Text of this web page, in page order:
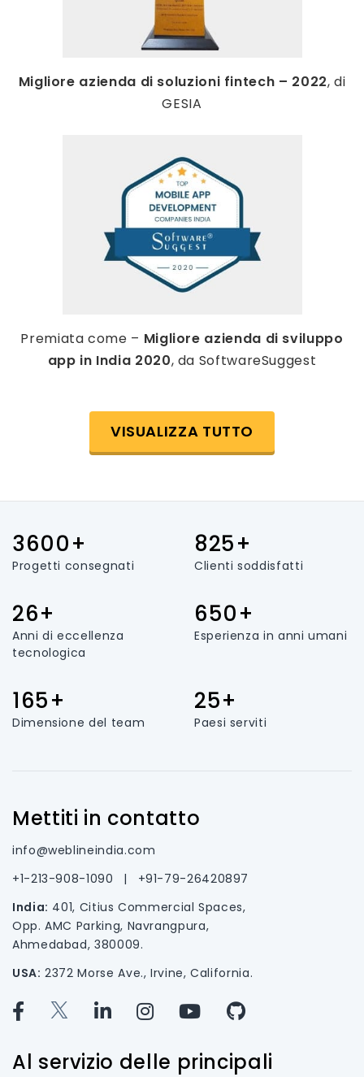
Migliore azienda di soluzioni fintech – 2022, di
GESIA
Premiata come – Migliore azienda di sviluppo
app in India 2020, da SoftwareSuggest
VISUALIZZA TUTTO
3600+
Progetti consegnati
825+
Clienti soddisfatti
26+
Anni di eccellenza
tecnologica
650+
Esperienza in anni umani
165+
Dimensione del team
25+
Paesi serviti
Mettiti in contatto
info@weblineindia.com
+1-213-908-1090
|
+91-79-26420897
India: 401, Citius Commercial Spaces,
Opp. AMC Parking, Navrangpura,
Ahmedabad, 380009.
USA: 2372 Morse Ave., Irvine, California.
Al servizio delle principali